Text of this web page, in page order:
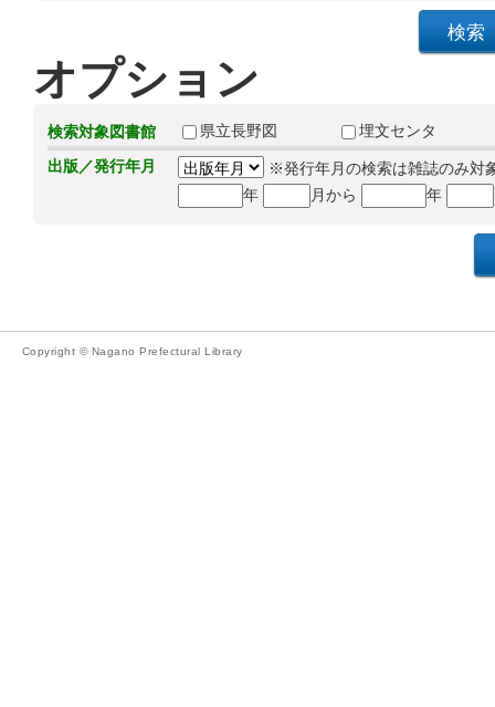
オプション
検索対象図書館 県立長野図
埋文センタ
出版／発行年月
※発行年月の検索は雑誌のみ対
年
月から 年
Copyright © Nagano Prefectural Library